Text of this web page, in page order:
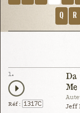
Q R
1.
Réf : 1317C
Da
Me
Jeff